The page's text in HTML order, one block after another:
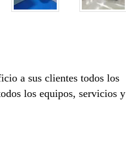
a sus clientes todos los
los equipos, servicios y